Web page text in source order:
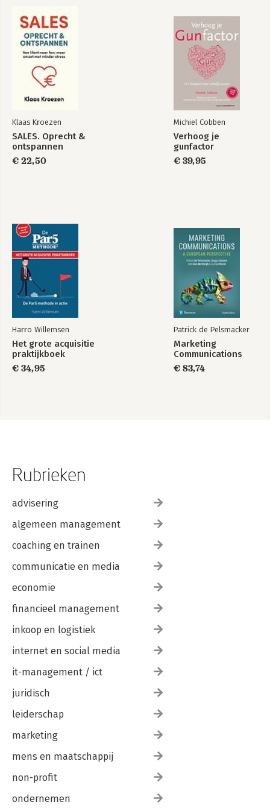
Klaas Kroezen
SALES. Oprecht &
ontspannen
€ 22,50
Michiel Cobben
Verhoog je
gunfactor
€ 39,95
Harro Willemsen
Het grote acquisitie
praktijkboek
€ 34,95
Patrick de Pelsmacker
Marketing
Communications
€ 83,74
Rubrieken
advisering
algemeen management
coaching en trainen
communicatie en media
economie
financieel management
inkoop en logistiek
internet en social media
it-management / ict
juridisch
leiderschap
marketing
mens en maatschappij
non-profit
ondernemen